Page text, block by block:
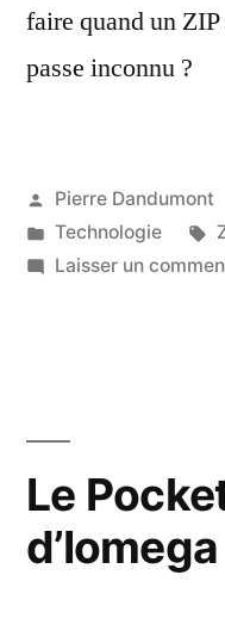
faire quand un
passe inconnu ?
Publié
par
Pierre Dandumont
Publié
dans
Technologie
Laisser un
Le
d’Iomega